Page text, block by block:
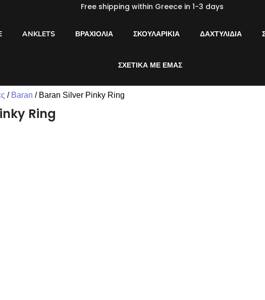
Free shipping within Greece in 1-3 days
ANKLETS ΒΡΑΧΙΌΛΙΑ ΣΚΟΥΛΑΡΊΚΙΑ ΔΑΧΤΥΛΊΔΙΑ
ΣΧΕΤΙΚΆ ΜΕ ΕΜΆΣ
/ Baran / Baran Silver Pinky Ring
Ring